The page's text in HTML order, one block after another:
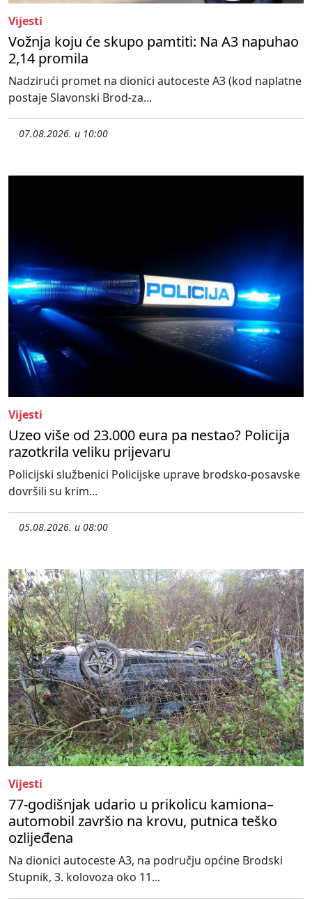
Vijesti
Vožnja koju će skupo pamtiti: Na A3 napuhao
2,14 promila
Nadzirući promet na dionici autoceste A3 (kod naplatne
postaje Slavonski Brod-za...
07.08.2026. u 10:00
Vijesti
Uzeo više od 23.000 eura pa nestao? Policija
razotkrila veliku prijevaru
Policijski službenici Policijske uprave brodsko-posavske
dovršili su krim...
05.08.2026. u 08:00
Vijesti
77-godišnjak udario u prikolicu kamiona–
automobil završio na krovu, putnica teško
ozlijeđena
Na dionici autoceste A3, na području općine Brodski
Stupnik, 3. kolovoza oko 11...